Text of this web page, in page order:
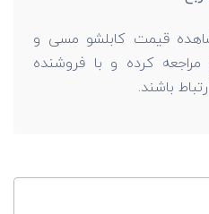
قیمت کابلشو مسی و
کرده و با فروشنده
باشند.